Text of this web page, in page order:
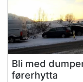
Bli med
førerhytta